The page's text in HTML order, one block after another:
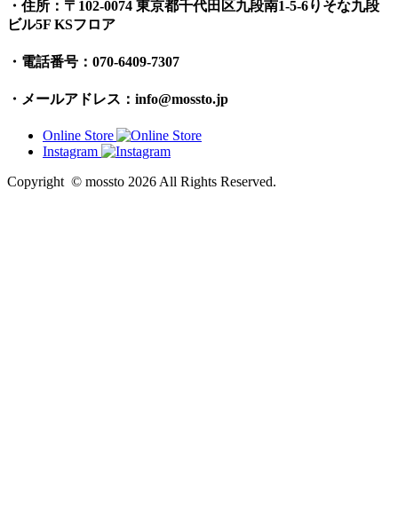
・住所：〒102-0074 東京都千代田区九段南1-5-6りそな九段
ビル5F KSフロア
・電話番号：070-6409-7307
・メールアドレス：info@mossto.jp
Online Store
Instagram
Copyright © mossto 2026 All Rights Reserved.